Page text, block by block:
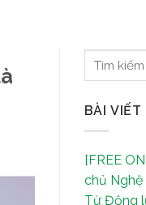
BÀI VIẾT
[FREE
chủ Nghệ
Từ Động